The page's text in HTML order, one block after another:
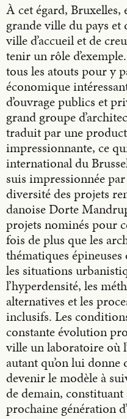
À cet égard, Bruxelles,
grande ville du pays et
ville d’accueil et de
tenir un rôle
tous les atouts pour y
économique
d’ouvrage publics et
grand groupe
traduit par une
impressionnante, ce
international du
suis impressionnée
diversité des projets
danoise Dorte
projets nominés pour
fois de plus que les
thématiques
les situations
l’hyperdensité, les
alternatives et les
inclusifs. Les
constante évolution
ville un laboratoire où
autant qu’on lui donne
devenir le modèle à
de demain,
prochaine génération